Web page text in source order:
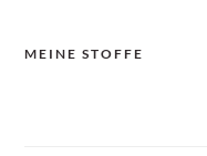
MEINE STOFFE